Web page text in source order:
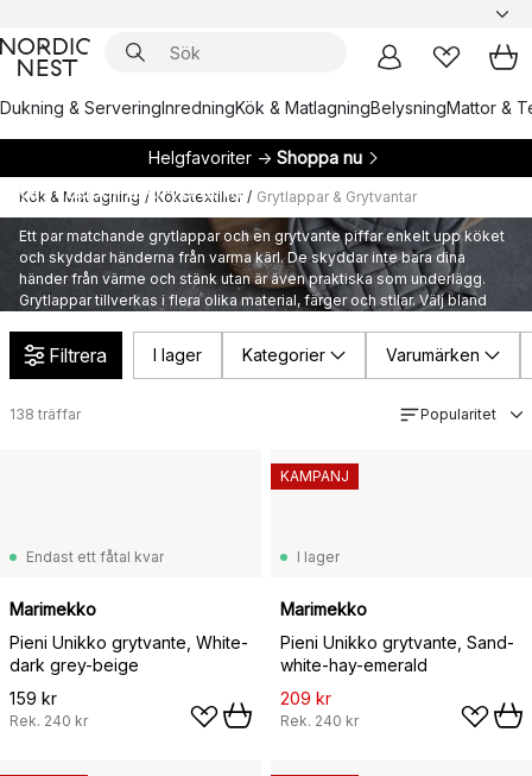
Dukning & ServeringInredningKök & MatlagningBelysningMattor &
Helgfavoriter → Shoppa nu
Kök & Matlagning / Kökstextilier / Grytlappar & Grytvantar
Grytlappar & Grytvantar
Ett par matchande grytlappar och en grytvante piffar enkelt upp köket
och skyddar händerna från varma kärl. De skyddar inte bara dina
händer från värme och stänk utan är även praktiska som underlägg.
Grytlappar tillverkas i flera olika material, färger och stilar. Välj bland
flera populära varumärken i vårt sortiment.
Filtrera I lager Kategorier Varumärken
138 träffar Popularitet
Endast ett fåtal kvar
Marimekko
Pieni Unikko grytvante, White-
dark grey-beige
159 kr
Rek. 240 kr
I lager
Marimekko
Pieni Unikko grytvante, Sand-
white-hay-emerald
209 kr
Rek. 240 kr
KAMPANJ